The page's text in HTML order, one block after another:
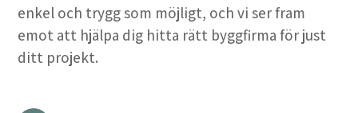
enkel och trygg som möjligt, och vi ser fram
emot att hjälpa dig hitta rätt byggfirma för just
ditt projekt.